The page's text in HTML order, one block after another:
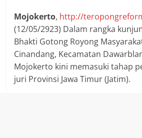
Mojokerto, http://
(12/05/2923) Dalam rangka
Bhakti Gotong Royong
Cinandang, Kecamatan
Mojokerto kini memasuki tahap
juri Provinsi Jawa Timur (Jatim).